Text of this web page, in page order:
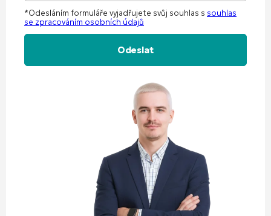
*Odesláním formuláře vyjadřujete svůj souhlas s souhlas
se zpracováním osobních údajů